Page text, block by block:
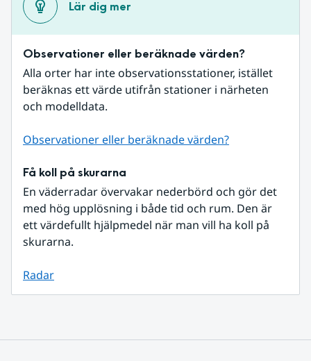
Lär dig mer
Observationer eller beräknade värden?
Alla orter har inte observationsstationer, istället
beräknas ett värde utifrån stationer i närheten
och modelldata.
Observationer eller beräknade värden?
Få koll på skurarna
En väderradar övervakar nederbörd och gör det
med hög upplösning i både tid och rum. Den är
ett värdefullt hjälpmedel när man vill ha koll på
skurarna.
Radar